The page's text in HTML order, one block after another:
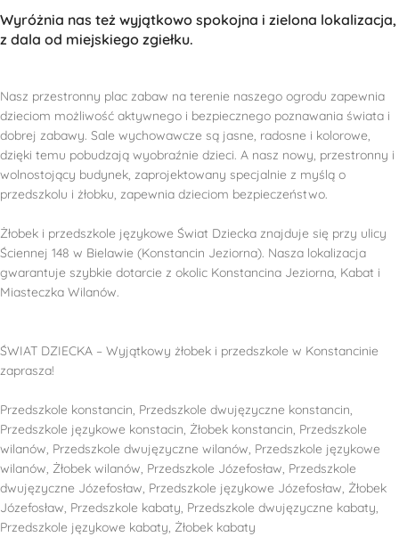
Wyróżnia nas też wyjątkowo spokojna i zielona lokalizacja,
z dala od miejskiego zgiełku.
Nasz przestronny plac zabaw na terenie naszego ogrodu zapewnia
dzieciom możliwość aktywnego i bezpiecznego poznawania świata i
dobrej zabawy. Sale wychowawcze są jasne, radosne i kolorowe,
dzięki temu pobudzają wyobraźnie dzieci. A nasz nowy, przestronny i
wolnostojący budynek, zaprojektowany specjalnie z myślą o
przedszkolu i żłobku, zapewnia dzieciom bezpieczeństwo.
Żłobek i przedszkole językowe Świat Dziecka znajduje się przy ulicy
Ściennej 148 w Bielawie (Konstancin Jeziorna). Nasza lokalizacja
gwarantuje szybkie dotarcie z okolic Konstancina Jeziorna, Kabat i
Miasteczka Wilanów.
ŚWIAT DZIECKA – Wyjątkowy żłobek i przedszkole w Konstancinie
zaprasza!
Przedszkole konstancin, Przedszkole dwujęzyczne konstancin,
Przedszkole językowe konstacin, Żłobek konstancin, Przedszkole
wilanów, Przedszkole dwujęzyczne wilanów, Przedszkole językowe
wilanów, Żłobek wilanów, Przedszkole Józefosław, Przedszkole
dwujęzyczne Józefosław, Przedszkole językowe Józefosław, Żłobek
Józefosław, Przedszkole kabaty, Przedszkole dwujęzyczne kabaty,
Przedszkole językowe kabaty, Żłobek kabaty